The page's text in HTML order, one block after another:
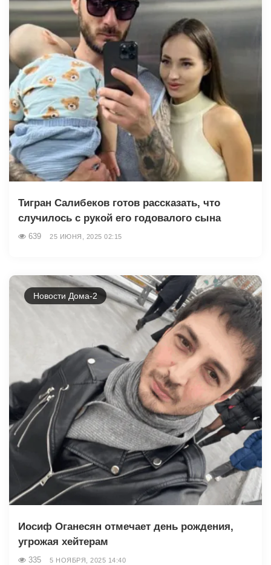
Тигран Салибеков готов рассказать, что
случилось с рукой его годовалого сына
639 25 ИЮНЯ, 2025 02:15
Новости Дома-2
Иосиф Оганесян отмечает день рождения,
угрожая хейтерам
335 5 НОЯБРЯ, 2025 14:40